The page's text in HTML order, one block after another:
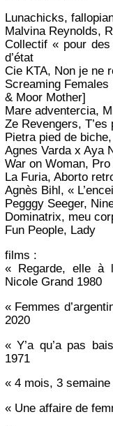
Lunachicks,
Malvina Reynolds,
Collectif « pour
d’état
Cie KTA, Non je ne
Screaming
& Moor Mother]
Mare adventercia,
Ze Revengers, T’es
Pietra pied de
Agnes Varda x Aya
War on Woman,
La Furia, Aborto
Agnès Bihl, «
Pegggy Seeger,
Dominatrix, meu
Fun People, Lady
films :
« Regarde, elle à
Nicole Grand 1980
« Femmes
2020
« Y’a qu’a pas
1971
« 4 mois, 3
« Une affaire de